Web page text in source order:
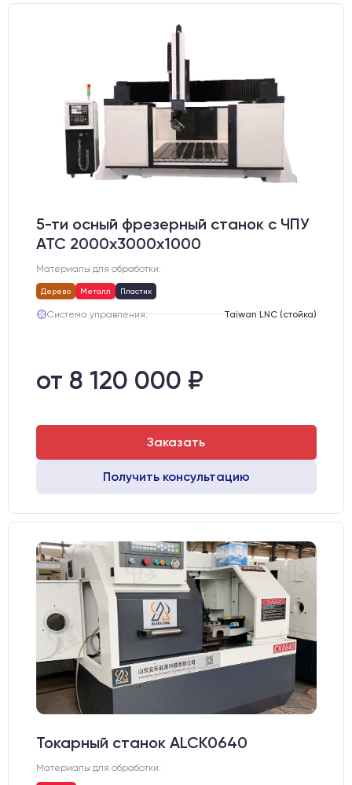
5-ти осный фрезерный станок с ЧПУ
АТС 2000х3000х1000
Материалы для обработки:
Дерево Металл Пластик
Система управления: Taiwan LNC (стойка)
от 8 120 000 ₽
Заказать
Получить консультацию
Токарный станок ALCK0640
Материалы для обработки: